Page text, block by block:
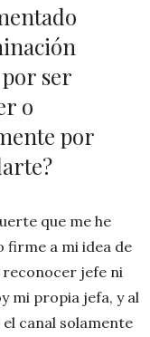
ser
o
por
que me he
firme a mi idea de
reconocer jefe ni
mi propia jefa, y al
canal solamente